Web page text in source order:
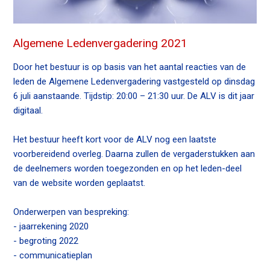
o
a
i
n
c
n
t
e
n
Algemene Ledenvergadering 2021
Door het bestuur is op basis van het aantal reacties van de
leden de Algemene Ledenvergadering vastgesteld op dinsdag
6 juli aanstaande. Tijdstip: 20:00 – 21:30 uur. De ALV is dit jaar
digitaal.
Het bestuur heeft kort voor de ALV nog een laatste
voorbereidend overleg. Daarna zullen de vergaderstukken aan
de deelnemers worden toegezonden en op het leden-deel
van de website worden geplaatst.
Onderwerpen van bespreking:
- jaarrekening 2020
- begroting 2022
- communicatieplan